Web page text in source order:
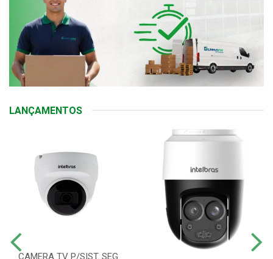
LANÇAMENTOS
CAMERA TV P/SIST. SEG